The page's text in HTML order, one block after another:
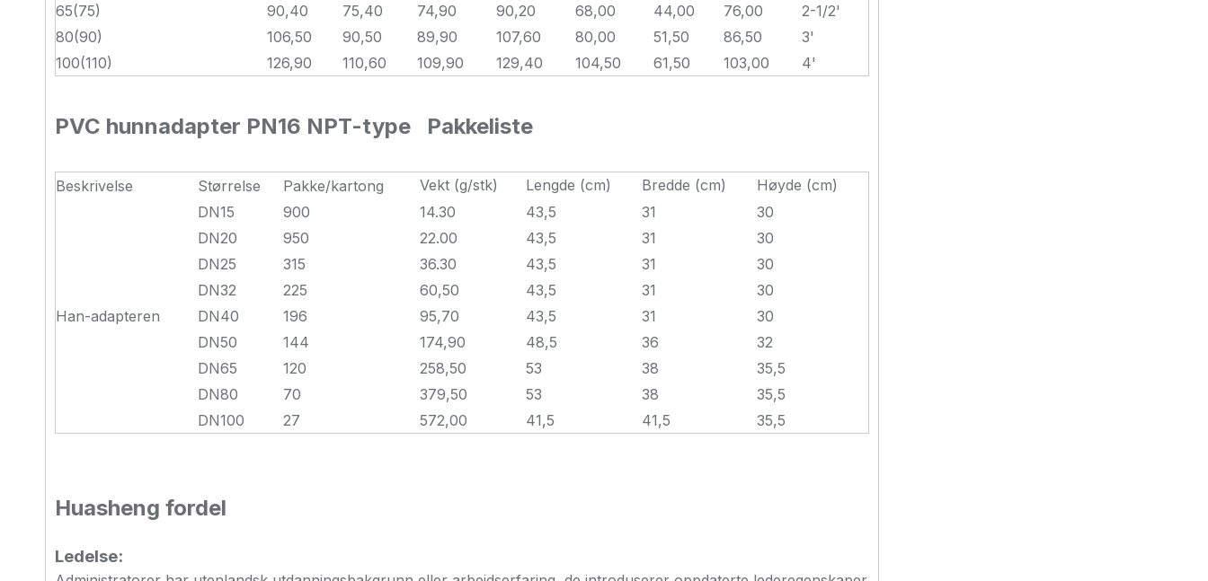
65(75)
90,40 75,40 74,90 90,20 68,00 44,00 76,00
2-1/2'
80(90)
106,50 90,50 89,90 107,60 80,00 51,50 86,50
3'
100(110)
126,90 110,60 109,90 129,40 104,50 61,50 103,00 4'
PVC hunnadapter PN16 NPT-type Pakkeliste
Beskrivelse Størrelse Pakke/kartong Vekt (g/stk) Lengde (cm) Bredde (cm) Høyde (cm)
Han-adapteren
DN15 900 14.30 43,5 31
30
DN20
950 22.00 43,5 31
30
DN25
315 36.30 43,5 31
30
DN32
225 60,50 43,5 31
30
DN40
196 95,70 43,5 31
30
DN50
144 174,90 48,5 36
32
DN65
120 258,50 53 38
35,5
DN80
70 379,50 53 38
35,5
DN100
27 572,00 41,5 41,5 35,5
Huasheng fordel
Ledelse: